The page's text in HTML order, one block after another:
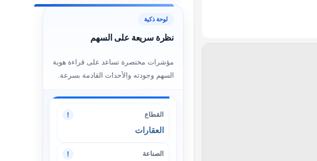
لوحة ذكية
نظرة سريعة على السهم
مؤشرات مختصرة تساعد على قراءة هوية
السهم وجودته والأحداث القادمة بسرعة.
القطاع !
العقارات
الصناعة !